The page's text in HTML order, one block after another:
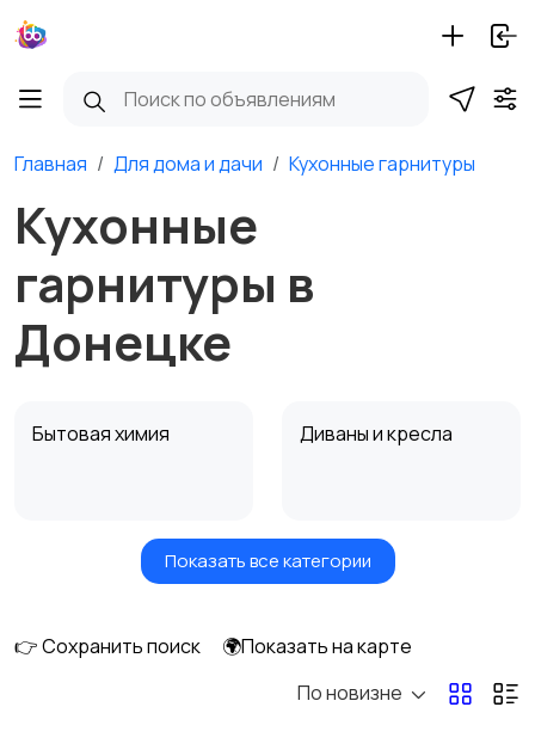
Главная Для дома и дачи Кухонные гарнитуры
Кухонные
гарнитуры в
Донецке
Бытовая химия Диваны и кресла
Кровати и матрасы Кухонные гарнитуры
Оформление
Показать все категории
👉 Сохранить поиск
🌍Показать на карте
По новизне